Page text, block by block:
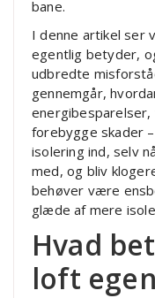
bane.
I denne artikel ser
egentlig betyder,
udbredte
gennemgår,
forebygge skader
isolering ind, selv
med, og bliv
behøver være
glæde af mere
Hvad
loft